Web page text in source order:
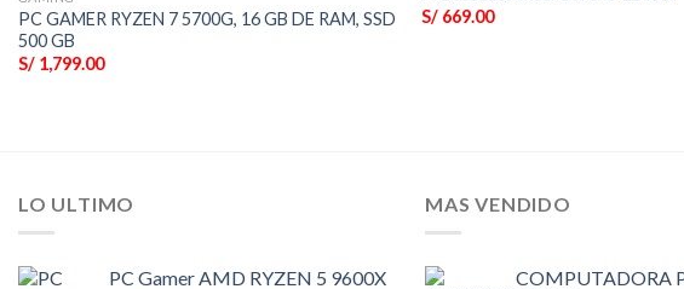
PC GAMER RYZEN 7 5700G, 16 GB DE RAM, SSD
500 GB
S/1,799.00
S/ 669.00
LO ULTIMO
PC Gamer AMD RYZEN 5 9600X
MAS VENDIDO
COMPUTADORA